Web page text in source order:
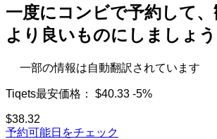
一度にコンビで予約して、
より良いものにしましょう
一部の情報は自動翻訳されています
Tiqets最安価格： $40.33 -5%
$38.32
予約可能日をチェック